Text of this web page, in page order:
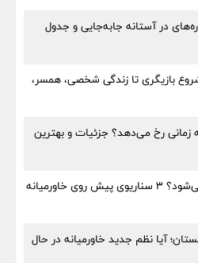
در آستانه جابه‌جایی و جدول
بازیگری تا زندگی شخصی، همسر،
بزرگ مرداد ۱۴۰۵ چه زمانی رخ می‌دهد؟ جزئیات و بهترین
جنگ ایران و آمریکا تمام می‌شود؟ ۳ سناریوی پیش روی خاورمیانه
آیا نظم جدید خاورمیانه در حال